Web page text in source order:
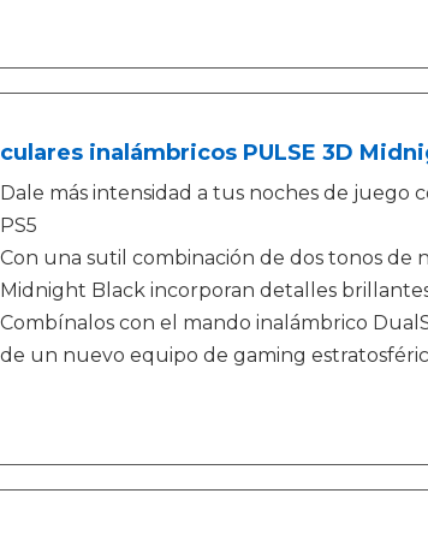
inalámbricos PULSE 3D
Dale más intensidad a tus noches de juego
PS5
Con una sutil combinación de dos tonos de
Midnight Black incorporan detalles
Combínalos con el mando inalámbrico
de un nuevo equipo de gaming